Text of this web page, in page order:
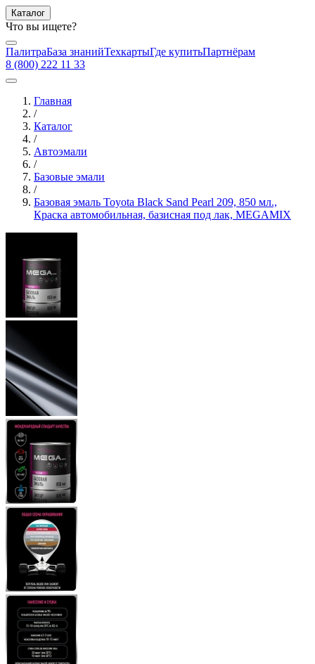
Каталог
Что вы ищете?
ПалитраБаза знанийТехкартыГде купитьПартнёрам
8 (800) 222 11 33
Главная
/
Каталог
/
Автоэмали
/
Базовые эмали
/
Базовая эмаль Toyota Black Sand Pearl 209, 850 мл.,
Краска автомобильная, базисная под лак, MEGAMIX